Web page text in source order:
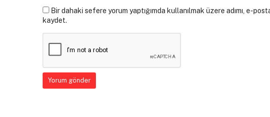
Bir dahaki sefere yorum yaptığımda kullanılmak üzere adımı, e-
kaydet.